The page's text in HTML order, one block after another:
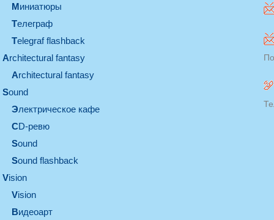
миниатюры
телеграф
Telegraf flashback
architectural fantasy
architectural fantasy
sound
электрическое кафе
CD-ревю
sound
Sound flashback
vision
vision
видеоарт